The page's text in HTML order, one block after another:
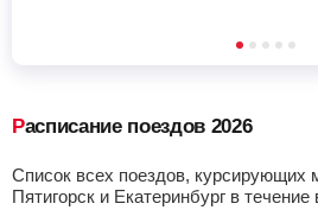
Расписание поездов 2026
Список всех поездов, курсирующих
Пятигорск и Екатеринбург в